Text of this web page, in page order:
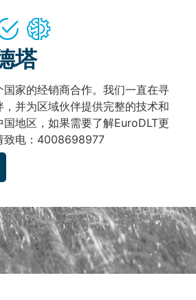
塔
国家的经销商合作。我们一直在寻
并为区域伙伴提供完整的技术和
地区，如果需要了解EuroDLT更
致电：4008698977